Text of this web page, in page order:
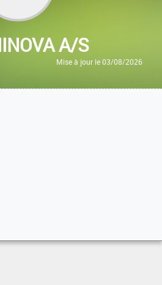
A/S
Mise à jour le 03/08/2026